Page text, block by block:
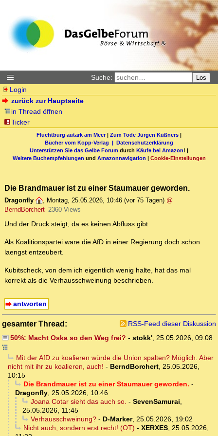
Suche: Los
Login
zurück zur Hauptseite
in Thread öffnen
Ticker
Fluchtburg autark am Meer| Zum Tode Jürgen Küßners |
Bücher vom Kopp-Verlag | Datenschutzerklärung
Unterstützen Sie das Gelbe Forum durch Käufe bei Amazon! |
Weitere Buchempfehlungen und Amazonnavigation | Cookie-Einstellungen
Die Brandmauer ist zu einer Staumauer geworden.
Dragonfly , Montag, 25.05.2026, 10:46 (vor 75 Tagen) @
BerndBorchert 2360 Views
Und der Druck steigt, da es keinen Abfluss gibt.
Als Koalitionspartei ware die AfD in einer Regierung doch schon
laengst entzeubert.
Kubitscheck, von dem ich eigentlich wenig halte, hat das mal
korrekt als die Verhausschweinung beschrieben.
antworten
gesamter Thread:
RSS-Feed dieser Diskussion
50%: Macht Oska so den Weg frei? - stokk', 25.05.2026, 09:08
Mit der AfD zu koalieren würde die Union spalten? Möglich. Aber
nicht mit ihr zu koalieren, auch! - BerndBorchert, 25.05.2026,
10:15
Die Brandmauer ist zu einer Staumauer geworden. -
Dragonfly, 25.05.2026, 10:46
Joana Cotar sieht das auch so. - SevenSamurai,
25.05.2026, 11:45
Verhausschweinung?- D-Marker, 25.05.2026, 19:02
Nicht auch, sondern erst recht! (OT) - XERXES, 25.05.2026,